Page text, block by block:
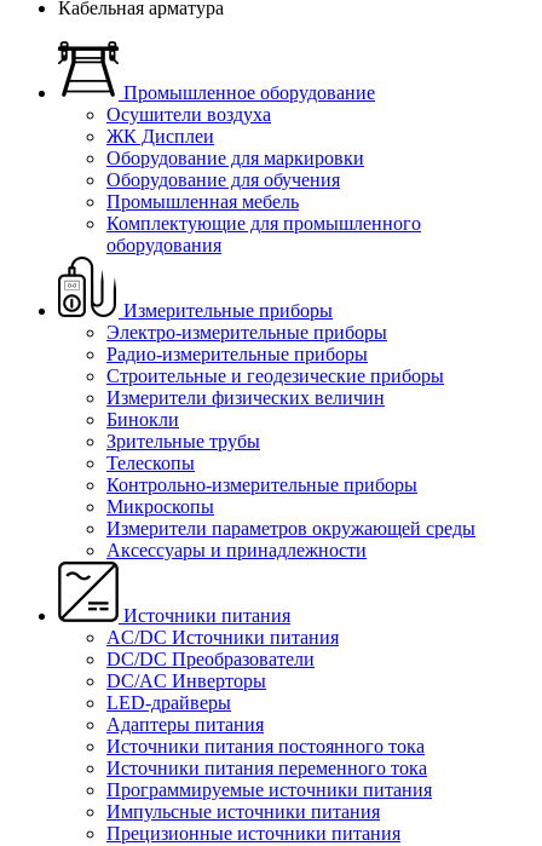
Кабельная арматура
Промышленное оборудование
Осушители воздуха
ЖК Дисплеи
Оборудование для маркировки
Оборудование для обучения
Промышленная мебель
Комплектующие для промышленного
оборудования
Измерительные приборы
Электро-измерительные приборы
Радио-измерительные приборы
Строительные и геодезические приборы
Измерители физических величин
Бинокли
Зрительные трубы
Телескопы
Контрольно-измерительные приборы
Микроскопы
Измерители параметров окружающей среды
Аксессуары и принадлежности
Источники питания
AC/DC Источники питания
DC/DC Преобразователи
DC/AC Инверторы
LED-драйверы
Адаптеры питания
Источники питания постоянного тока
Источники питания переменного тока
Программируемые источники питания
Импульсные источники питания
Прецизионные источники питания